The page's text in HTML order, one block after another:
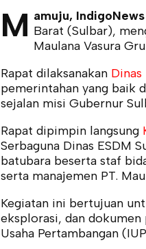
M amuju, IndigoNews
Barat (Sulbar),
Maulana Vasura
Rapat dilaksanakan
pemerintahan yang baik
sejalan misi Gubernur
Rapat dipimpin langsung
Serbaguna Dinas ESDM
batubara beserta staf
serta manajemen PT.
Kegiatan ini bertujuan
eksplorasi, dan dokumen
Usaha Pertambangan